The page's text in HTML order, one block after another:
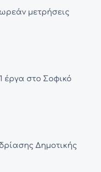
μετρήσεις
έργα στο Σοφικό
Δημοτικής